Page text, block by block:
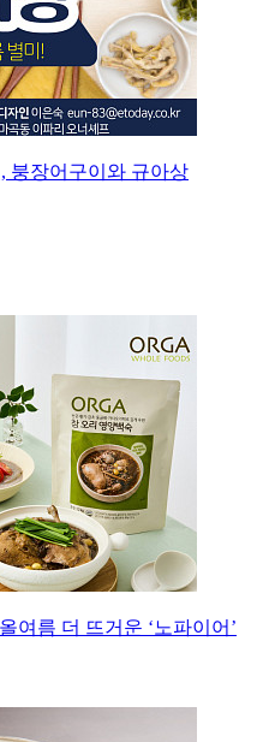
붕장어구이와 규아상
여름 더 뜨거운 ‘노파이어’